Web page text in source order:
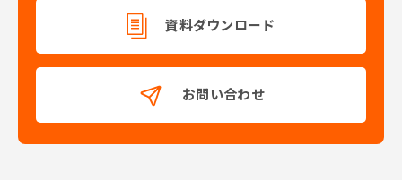
資料ダウンロード
お問い合わせ